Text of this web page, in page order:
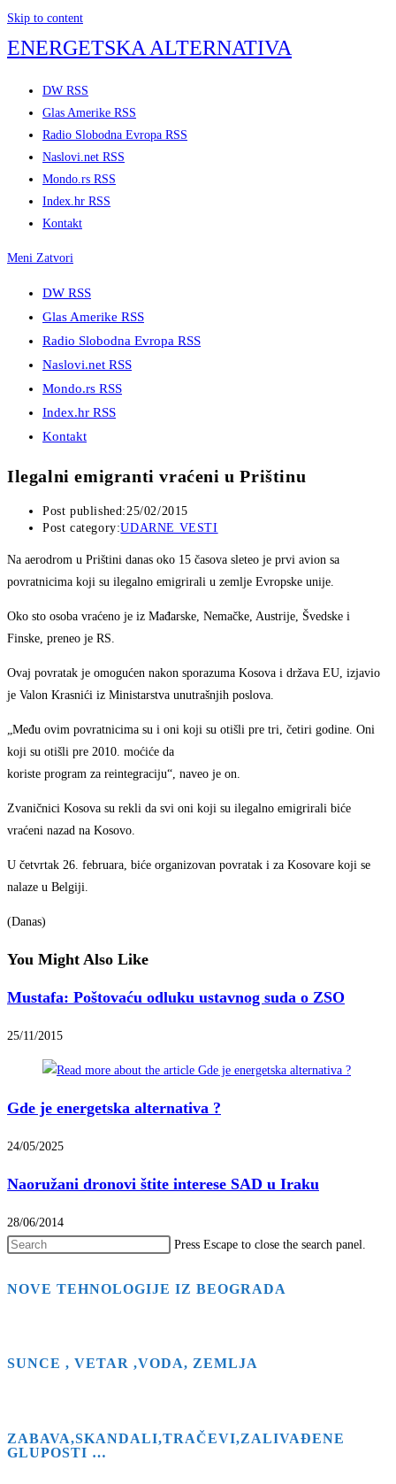
Skip to content
ENERGETSKA ALTERNATIVA
DW RSS
Glas Amerike RSS
Radio Slobodna Evropa RSS
Naslovi.net RSS
Mondo.rs RSS
Index.hr RSS
Kontakt
Meni Zatvori
DW RSS
Glas Amerike RSS
Radio Slobodna Evropa RSS
Naslovi.net RSS
Mondo.rs RSS
Index.hr RSS
Kontakt
Ilegalni emigranti vraćeni u Prištinu
Post published:25/02/2015
Post category:UDARNE VESTI
Na aerodrom u Prištini danas oko 15 časova sleteo je prvi avion sa
povratnicima koji su ilegalno emigrirali u zemlje Evropske unije.
Oko sto osoba vraćeno je iz Mađarske, Nemačke, Austrije, Švedske i
Finske, preneo je RS.
Ovaj povratak je omogućen nakon sporazuma Kosova i država EU, izjavio
je Valon Krasnići iz Ministarstva unutrašnjih poslova.
„Među ovim povratnicima su i oni koji su otišli pre tri, četiri godine. Oni
koji su otišli pre 2010. moćiće da
koriste program za reintegraciju“, naveo je on.
Zvaničnici Kosova su rekli da svi oni koji su ilegalno emigrirali biće
vraćeni nazad na Kosovo.
U četvrtak 26. februara, biće organizovan povratak i za Kosovare koji se
nalaze u Belgiji.
(Danas)
You Might Also Like
Mustafa: Poštovaću odluku ustavnog suda o ZSO
25/11/2015
Gde je energetska alternativa ?
24/05/2025
Naoružani dronovi štite interese SAD u Iraku
28/06/2014
Press Escape to close the search panel.
NOVE TEHNOLOGIJE IZ BEOGRADA
SUNCE , VETAR ,VODA, ZEMLJA
ZABAVA,SKANDALI,TRAČEVI,ZALIVAĐENE
GLUPOSTI …